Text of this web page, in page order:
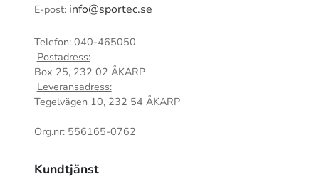
E-post: info@sportec.se
Telefon: 040-465050
Postadress:
Box 25, 232 02 ÅKARP
Leveransadress:
Tegelvägen 10, 232 54 ÅKARP
Org.nr: 556165-0762
Kundtjänst